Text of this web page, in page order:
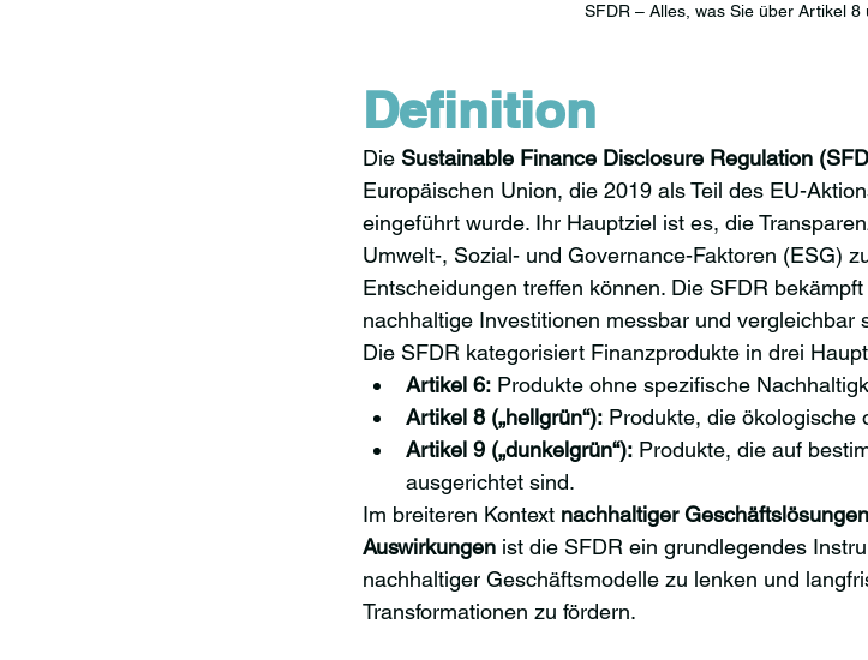
SFDR – Alles, was Sie über Artikel 8
Definition
Die Sustainable Finance Disclosure Regulation
Europäischen Union, die 2019 als Teil des EU-
eingeführt wurde. Ihr Hauptziel ist es, die
Umwelt-, Sozial- und Governance-Faktoren (ESG)
Entscheidungen treffen können. Die SFDR
nachhaltige Investitionen messbar und vergleichbar
Die SFDR kategorisiert Finanzprodukte in drei
Artikel 6: Produkte ohne spezifische
Artikel 8 („hellgrün“): Produkte, die ökologische
Artikel 9 („dunkelgrün“): Produkte, die auf
ausgerichtet sind.
Im breiteren Kontext nachhaltiger
Auswirkungen ist die SFDR ein grundlegendes
nachhaltiger Geschäftsmodelle zu lenken und
Transformationen zu fördern.